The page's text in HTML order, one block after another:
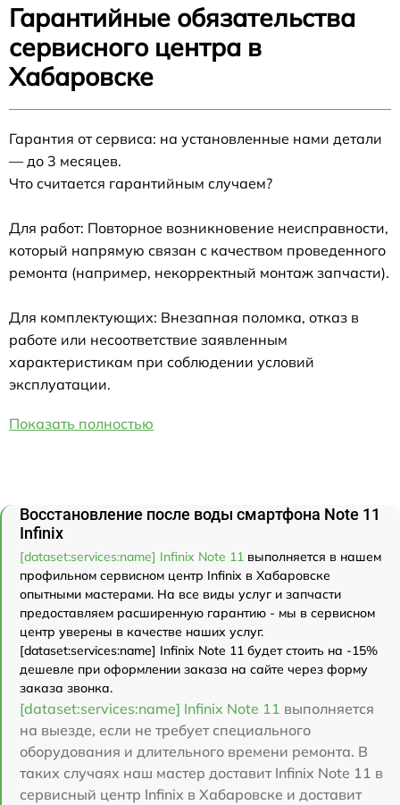
Гарантийные обязательства
сервисного центра в
Хабаровске
Гарантия от сервиса: на установленные нами детали
— до 3 месяцев.
Что считается гарантийным случаем?
Для работ: Повторное возникновение неисправности,
который напрямую связан с качеством проведенного
ремонта (например, некорректный монтаж запчасти).
Для комплектующих: Внезапная поломка, отказ в
работе или несоответствие заявленным
характеристикам при соблюдении условий
эксплуатации.
Показать полностью
Восстановление после воды смартфона Note 11
Infinix
[dataset:services:name] Infinix Note 11 выполняется в нашем
профильном сервисном центр Infinix в Хабаровске
опытными мастерами. На все виды услуг и запчасти
предоставляем расширенную гарантию - мы в сервисном
центр уверены в качестве наших услуг.
[dataset:services:name] Infinix Note 11 будет стоить на -15%
дешевле при оформлении заказа на сайте через форму
заказа звонка.
[dataset:services:name] Infinix Note 11 выполняется
на выезде, если не требует специального
оборудования и длительного времени ремонта. В
таких случаях наш мастер доставит Infinix Note 11 в
сервисный центр Infinix в Хабаровске и доставит